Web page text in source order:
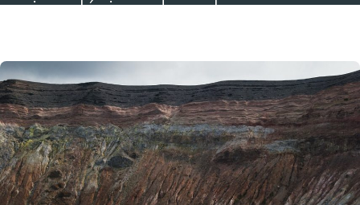
mineralógicas de rochas